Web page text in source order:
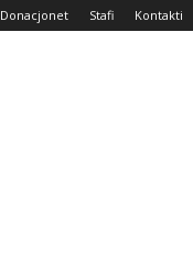
Donacjonet Stafi Kontakti